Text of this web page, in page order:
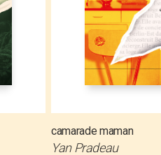
camarade maman
Yan Pradeau